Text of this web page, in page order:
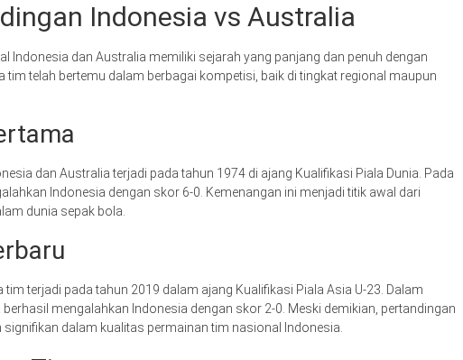
Indonesia vs Australia
Indonesia dan Australia memiliki sejarah yang panjang dan penuh dengan
tim telah bertemu dalam berbagai kompetisi, baik di tingkat regional maupun
dan Australia terjadi pada tahun 1974 di ajang Kualifikasi Piala Dunia. Pada
Indonesia dengan skor 6-0. Kemenangan ini menjadi titik awal dari
dunia sepak bola.
tim terjadi pada tahun 2019 dalam ajang Kualifikasi Piala Asia U-23. Dalam
mengalahkan Indonesia dengan skor 2-0. Meski demikian, pertandingan
dalam kualitas permainan tim nasional Indonesia.